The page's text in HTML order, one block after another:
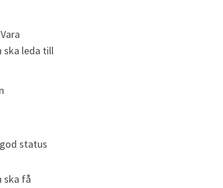
ska leda till
status
ska få